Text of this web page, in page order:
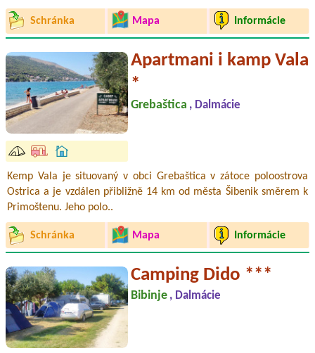
Schránka Mapa Informácie
Apartmani i kamp Vala
*
Grebaštica , Dalmácie
Kemp Vala je situovaný v obci Grebaštica v zátoce poloostrova
Ostrica a je vzdálen přibližně 14 km od města Šibenik směrem k
Primoštenu. Jeho polo..
Schránka Mapa Informácie
Camping Dido ***
Bibinje , Dalmácie